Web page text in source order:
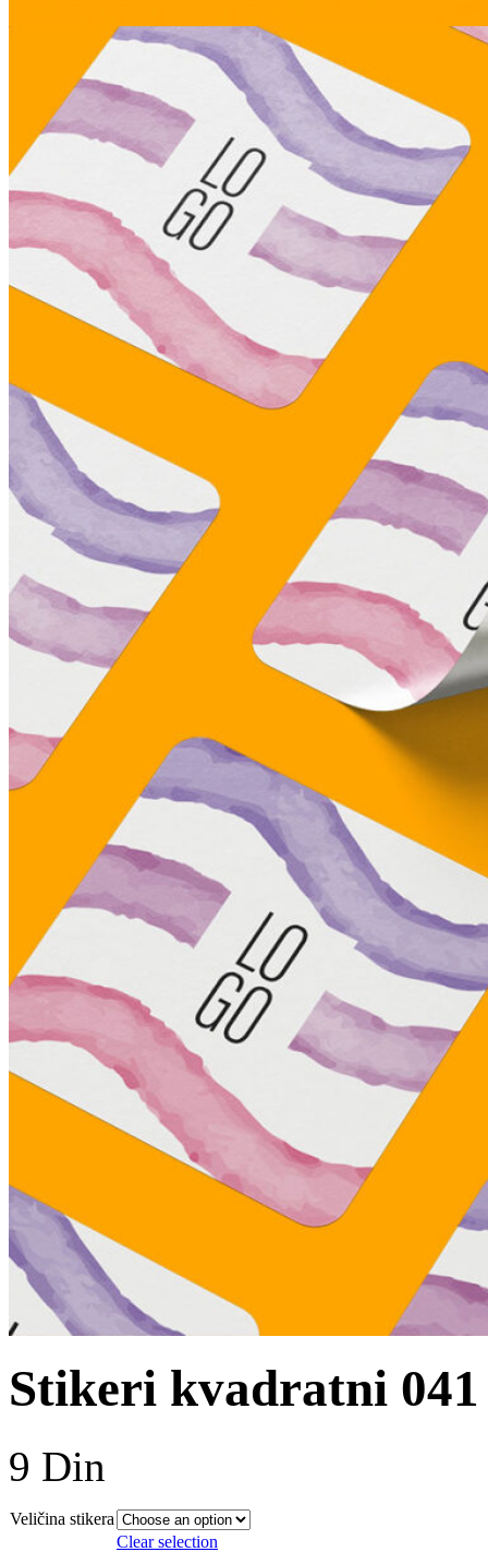
Stikeri kvadratni 041
9 Din
Veličina stikera
Clear selection